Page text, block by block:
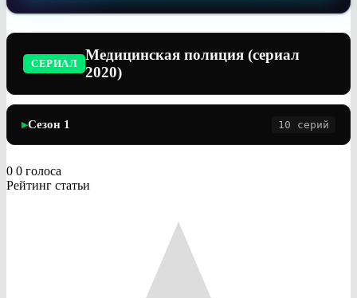
СЕРИАЛ
Медицинская полиция (сериал
2020)
▶Сезон 1 10 серий
0 0 голоса
Рейтинг статьи